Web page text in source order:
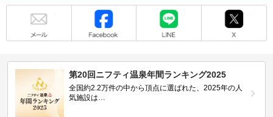
第20回ニフティ温泉年間ランキング2025
全国約2.2万件の中から頂点に選ばれた、2025年の人
気施設は…